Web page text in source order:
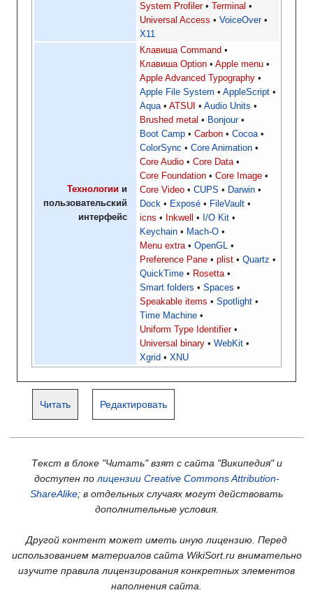
System Profiler
Terminal
Universal Access
VoiceOver
X11
Технологии и
пользовательский
интерфейс
Клавиша Command
Клавиша Option
Apple menu
Apple Advanced Typography
Apple File System
AppleScript
Aqua
ATSUI
Audio Units
Brushed metal
Bonjour
Boot Camp
Carbon
Cocoa
ColorSync
Core Animation
Core Audio
Core Data
Core Foundation
Core Image
Core Video
CUPS
Darwin
Dock
Exposé
FileVault
icns
Inkwell
I/O Kit
Keychain
Mach-O
Menu extra
OpenGL
Preference Pane
plist
Quartz
QuickTime
Rosetta
Smart folders
Spaces
Speakable items
Spotlight
Time Machine
Uniform Type Identifier
Universal binary
WebKit
Xgrid
XNU
Читать Редактировать
Текст в блоке "Читать" взят с сайта "Википедия" и
доступен по лицензии Creative Commons Attribution-
ShareAlike; в отдельных случаях могут действовать
дополнительные условия.
Другой контент может иметь иную лицензию. Перед
использованием материалов сайта WikiSort.ru внимательно
изучите правила лицензирования конкретных элементов
наполнения сайта.